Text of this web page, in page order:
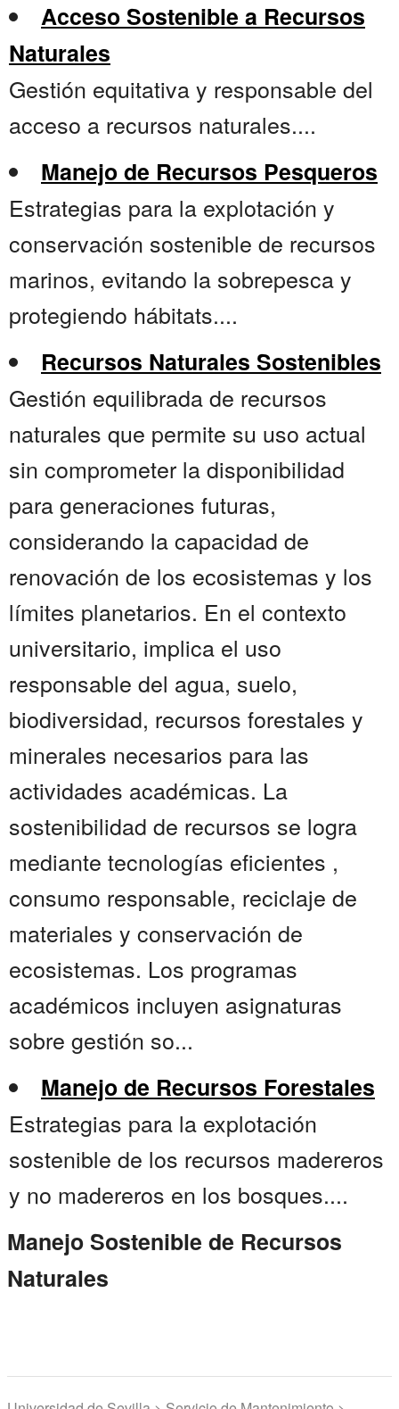
Acceso Sostenible a Recursos
Naturales
Gestión equitativa y responsable del
acceso a recursos naturales....
Manejo de Recursos Pesqueros
Estrategias para la explotación y
conservación sostenible de recursos
marinos, evitando la sobrepesca y
protegiendo hábitats....
Recursos Naturales Sostenibles
Gestión equilibrada de recursos
naturales que permite su uso actual
sin comprometer la disponibilidad
para generaciones futuras,
considerando la capacidad de
renovación de los ecosistemas y los
límites planetarios. En el contexto
universitario, implica el uso
responsable del agua, suelo,
biodiversidad, recursos forestales y
minerales necesarios para las
actividades académicas. La
sostenibilidad de recursos se logra
mediante tecnologías eficientes ,
consumo responsable, reciclaje de
materiales y conservación de
ecosistemas. Los programas
académicos incluyen asignaturas
sobre gestión so...
Manejo de Recursos Forestales
Estrategias para la explotación
sostenible de los recursos madereros
y no madereros en los bosques....
Manejo Sostenible de Recursos
Naturales